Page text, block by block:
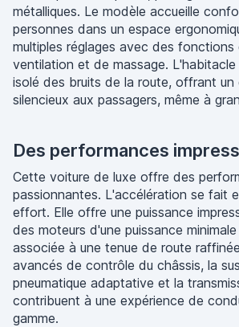
métalliques. Le modèle accueille
personnes dans un espace
multiples réglages avec des
ventilation et de massage.
isolé des bruits de la route, offrant un
silencieux aux passagers, même à
Des performances
Cette voiture de luxe offre des
passionnantes. L'accélération se fait
effort. Elle offre une puissance
des moteurs d'une puissance
associée à une tenue de route
avancés de contrôle du châssis, la
pneumatique adaptative et la
contribuent à une expérience de
gamme.